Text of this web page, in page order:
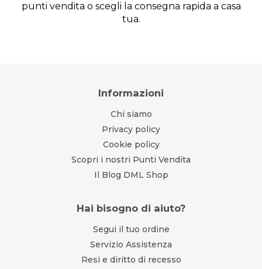
punti vendita o scegli la consegna rapida a casa
tua.
Informazioni
Chi siamo
Privacy policy
Cookie policy
Scopri i nostri Punti Vendita
Il Blog DML Shop
Hai bisogno di aiuto?
Segui il tuo ordine
Servizio Assistenza
Resi e diritto di recesso